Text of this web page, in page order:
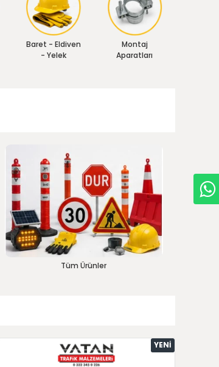
Baret - Eldiven
- Yelek
Montaj
Aparatları
Tüm Ürünler
YENI